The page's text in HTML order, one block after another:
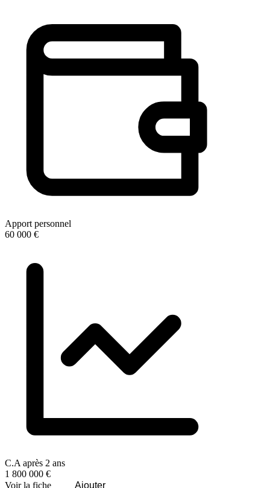
Apport personnel
60 000 €
C.A après 2 ans
1 800 000 €
Voir la fiche
Ajouter